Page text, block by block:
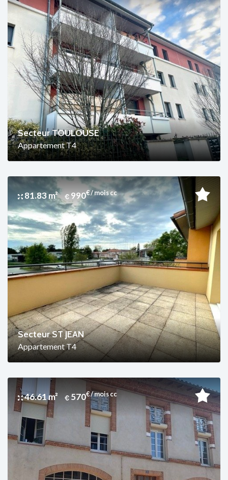
Secteur TOULOUSE
Appartement T4
81.83 m² 990€ / mois cc
Secteur ST JEAN
Appartement T4
46.61 m² 570€ / mois cc